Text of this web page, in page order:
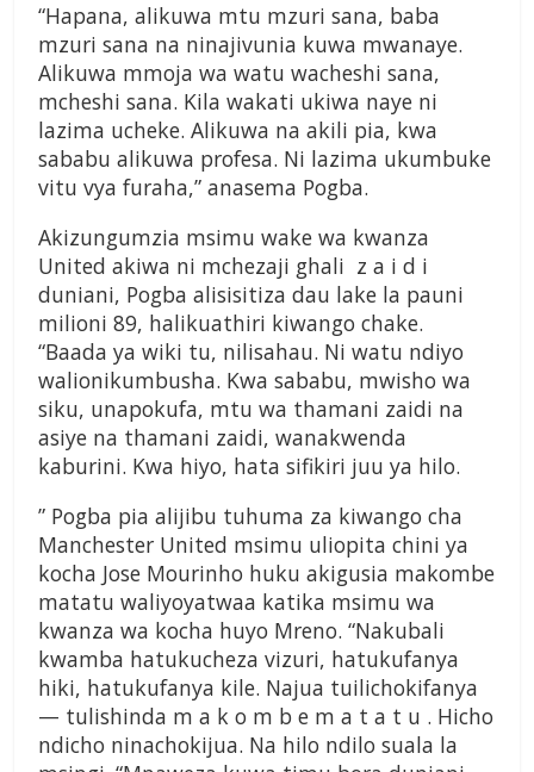
“Hapana, alikuwa mtu mzuri sana, baba
mzuri sana na ninajivunia kuwa mwanaye.
Alikuwa mmoja wa watu wacheshi sana,
mcheshi sana. Kila wakati ukiwa naye ni
lazima ucheke. Alikuwa na akili pia, kwa
sababu alikuwa profesa. Ni lazima ukumbuke
vitu vya furaha,” anasema Pogba.
Akizungumzia msimu wake wa kwanza
United akiwa ni mchezaji ghali z a i d i
duniani, Pogba alisisitiza dau lake la pauni
milioni 89, halikuathiri kiwango chake.
“Baada ya wiki tu, nilisahau. Ni watu ndiyo
walionikumbusha. Kwa sababu, mwisho wa
siku, unapokufa, mtu wa thamani zaidi na
asiye na thamani zaidi, wanakwenda
kaburini. Kwa hiyo, hata sifikiri juu ya hilo.
” Pogba pia alijibu tuhuma za kiwango cha
Manchester United msimu uliopita chini ya
kocha Jose Mourinho huku akigusia makombe
matatu waliyoyatwaa katika msimu wa
kwanza wa kocha huyo Mreno. “Nakubali
kwamba hatukucheza vizuri, hatukufanya
hiki, hatukufanya kile. Najua tuilichokifanya
— tulishinda m a k o m b e m a t a t u . Hicho
ndicho ninachokijua. Na hilo ndilo suala la